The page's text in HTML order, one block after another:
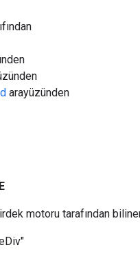
arayüzünden
motoru tarafından